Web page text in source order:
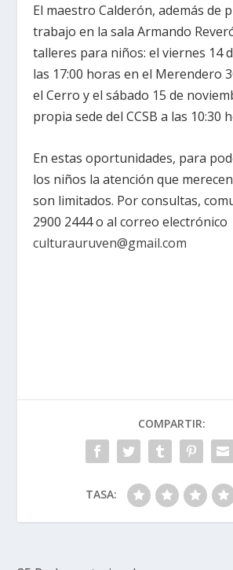
El maestro Calderón, además de
trabajo en la sala Armando
talleres para niños: el viernes 14
las 17:00 horas en el Merendero
el Cerro y el sábado 15 de
propia sede del CCSB a las 10:30
En estas oportunidades, para
los niños la atención que
son limitados. Por consultas,
2900 2444 o al correo electrónico
culturauruven@gmail.com
COMPARTIR:
TASA: